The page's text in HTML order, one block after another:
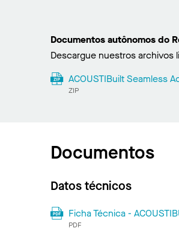
Documentos autônomos do
Descargue nuestros archivos
ACOUSTIBuilt Seamless
ZIP
Documentos
Datos técnicos
Ficha Técnica -
PDF